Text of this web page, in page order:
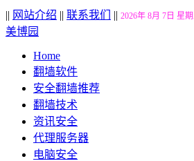
|| 网站介绍 || 联系我们 || 2026年 8月 7日 星
美博园
Home
翻墙软件
安全翻墙推荐
翻墙技术
资讯安全
代理服务器
电脑安全